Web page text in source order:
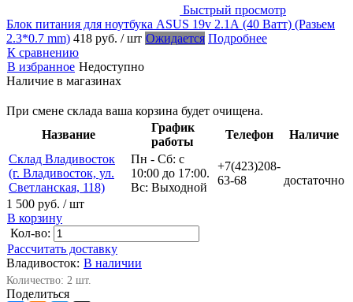
Быстрый просмотр
Блок питания для ноутбука ASUS 19v 2.1А (40 Ватт) (Разьем
2.3*0.7 mm) 418 руб. / шт Ожидается Подробнее
К сравнению
В избранное Недоступно
Наличие в магазинах
При смене склада ваша корзина будет очищена.
Название
График
работы
Телефон
Наличие
Склад Владивосток
(г. Владивосток, ул.
Светланская, 118)
Пн - Сб: с
10:00 до 17:00.
Вс: Выходной
+7(423)208-
63-68
достаточно
1 500 руб. / шт
В корзину
Кол-во:
Рассчитать доставку
Владивосток: В наличии
Количество: 2 шт.
Поделиться